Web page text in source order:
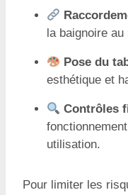
la baignoire
Pose du
esthétique et
Contrôles
utilisation.
Pour limiter les